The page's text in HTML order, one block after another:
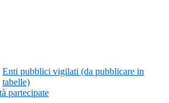
Enti pubblici vigilati (da pubblicare in
tabelle)
partecipate